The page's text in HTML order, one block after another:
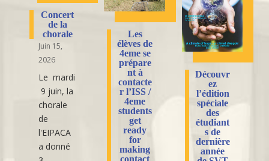
Concert
de la
chorale
Juin 15,
2026
Le mardi
9 juin, la
chorale
de
l'EIPACA
a donné
Les
élèves de
4eme se
prépare
nt à
contacte
r l’ISS /
4eme
students
get
ready
for
making
contact
Découvr
ez
l’édition
spéciale
des
étudiant
s de
dernière
année